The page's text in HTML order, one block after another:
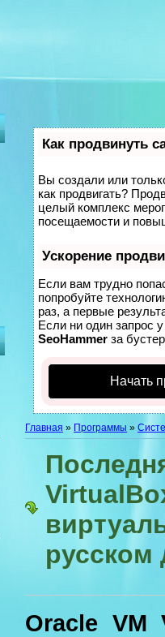
Как продвинуть
Вы создали или
как продвигать?
целый комплекс
посещаемости и
Ускорение
Если вам трудно
попробуйте
раз, а первые
Если ни один запрос
SeoHammer за
Начать
Главная » Программы »
русском
Oracle VM